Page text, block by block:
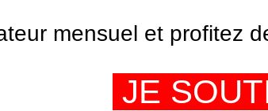
mensuel et profitez
JE